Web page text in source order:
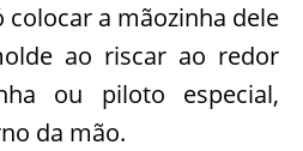
colocar a mãozinha dele
ao riscar ao redor
ou piloto especial,
da mão.